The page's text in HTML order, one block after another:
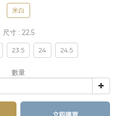
米白
尺寸 : 22.5
23.5 24 24.5
數量